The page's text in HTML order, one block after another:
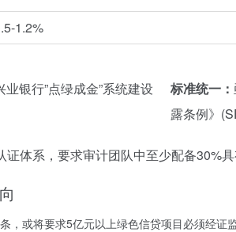
1.2%
银行”点绿成金”系统建设
标准统一：
露条例》
证体系，要求审计团队中至少配备30%
，或将要求5亿元以上绿色信贷项目必须经证